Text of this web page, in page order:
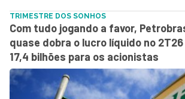
TRIMESTRE DOS SONHOS
Com tudo jogando a favor,
quase dobra o lucro líquido no 2T26
17,4 bilhões para os acionistas